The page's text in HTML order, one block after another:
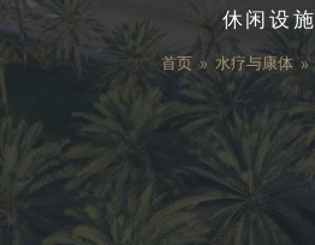
休闲设施
首页 » 水疗与康体 »